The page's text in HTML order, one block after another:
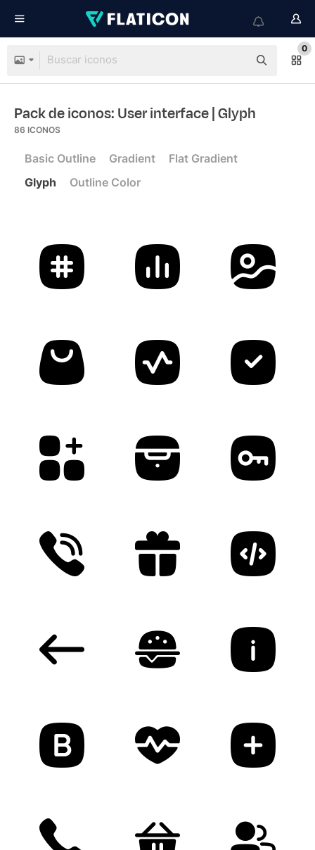
0
Pack de iconos: User interface| Glyph
86 ICONOS
Basic Outline Gradient
Flat Gradient
Glyph
Outline Color